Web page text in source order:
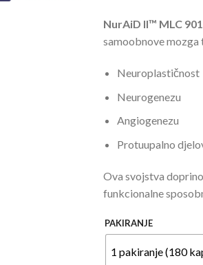
NurAiD II™ MLC 901
samoobnove mozga
Neuroplastičnost
Neurogenezu
Angiogenezu
Protuupalno
Ova svojstva
funkcionalne
PAKIRANJE
1 pakiranje (180